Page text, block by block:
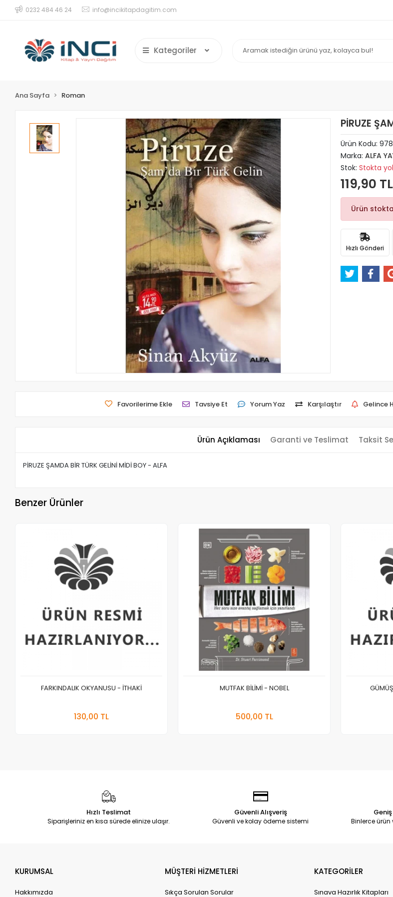
0232 484 46 24 info@incikitapdagitim.com
Kategoriler
Ana Sayfa Roman
PİRUZE
Ürün Kodu:
Marka: ALFA
Stok: Stokta
119,90 TL
Ürün
Hızlı Gönderi
Favorilerime Ekle Tavsiye Et Yorum Yaz Karşılaştır Gelince
Ürün Açıklaması Garanti ve Teslimat Taksit
PİRUZE ŞAMDA BİR TÜRK GELİNİ MİDİ BOY - ALFA
Benzer Ürünler
FARKINDALIK OKYANUSU - İTHAKİ
130,00 TL
MUTFAK BİLİMİ - NOBEL
500,00 TL
Hızlı Teslimat
Siparişleriniz en kısa sürede elinize ulaşır.
Güvenli Alışveriş
Güvenli ve kolay ödeme sistemi Binlerce
KURUMSAL
Hakkımızda
MÜŞTERİ HİZMETLERİ
Sıkça Sorulan Sorular
KATEGORİLER
Sınava Hazırlık Kitapları